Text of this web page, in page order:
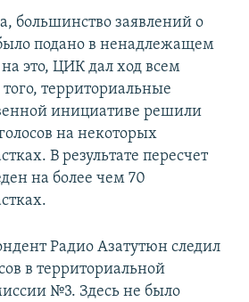
большинство заявлений о
подано в ненадлежащем
это, ЦИК дал ход всем
территориальные
инициативе решили
на некоторых
В результате пересчет
на более чем 70
Радио Азатутюн следил
в территориальной
№3. Здесь не было